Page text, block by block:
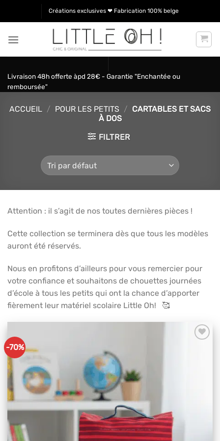
Créations exclusives ❤ Fabrication 100% belge
Livraison 48h offerte àpd 28€ - Garantie "Enchantée ou
remboursée"
ACCUEIL / POUR LES PETITS / CARTABLES ET SACS
À DOS
FILTRER
Attention : il s’agit de nos toutes dernières pièces !
Cette collection se terminera dès que tous les modèles
auront été réservés.
Nous en profitons d’ailleurs pour vous remercier pour
votre confiance et souhaitons de chouettes journées
d’école à tous les petits qui ont la chance d’apporter
fièrement leur matériel scolaire Little Oh! 🥰
-70%